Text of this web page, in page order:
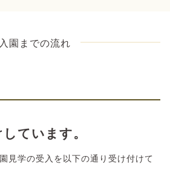
入園までの流れ
ています。
見学の受入を以下の通り受け付けて